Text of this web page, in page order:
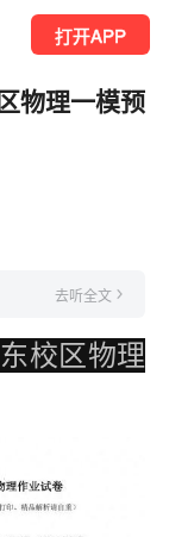
打开APP
物理一模预
去听全文
校区物理